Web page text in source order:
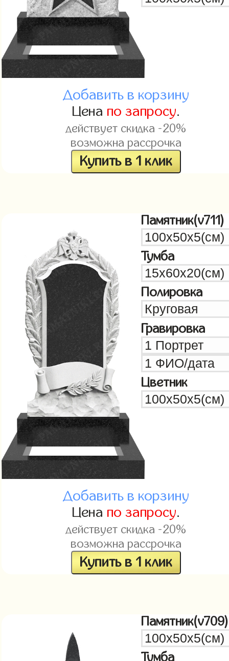
Добавить в корзину
Цена по запросу.
действует скидка -20%
возможна рассрочка
Купить в 1 клик
Памятник(v711)
Тумба
Полировка
Гравировка
Цветник
Добавить в корзину
Цена по запросу.
действует скидка -20%
возможна рассрочка
Купить в 1 клик
Памятник(v709)
Тумба